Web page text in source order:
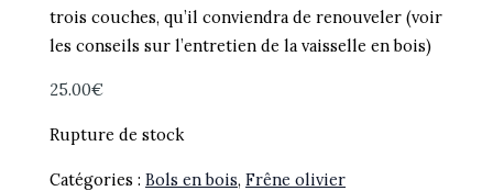
trois couches, qu’il conviendra de renouveler (voir
les conseils sur l’entretien de la vaisselle en bois)
25.00€
Rupture de stock
Catégories :Bols en bois,Frêne olivier